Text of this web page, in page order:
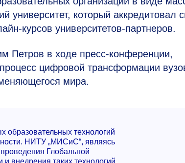
который аккредитовал
курсов университетов-партнеров.
Петров в ходе пресс-конференции,
цифровой трансформации
мира.
образовательных технологий
НИТУ „МИСиС“, являясь
Глобальной